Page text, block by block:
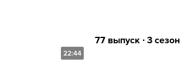
22:44
77 выпуск ∙ 3 сезон